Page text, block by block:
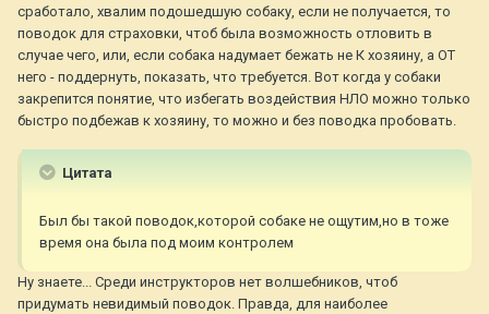
сработало, хвалим подошедшую собаку, если не получается, то
поводок для страховки, чтоб была возможность отловить в
случае чего, или, если собака надумает бежать не К хозяину, а ОТ
него - поддернуть, показать, что требуется. Вот когда у собаки
закрепится понятие, что избегать воздействия НЛО можно только
быстро подбежав к хозяину, то можно и без поводка пробовать.
Цитата
Был бы такой поводок,которой собаке не ощутим,но в тоже
время она была под моим контролем
Ну знаете... Среди инструкторов нет волшебников, чтоб
придумать невидимый поводок. Правда, для наиболее